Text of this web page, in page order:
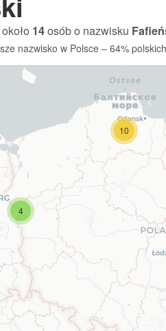
14osób o nazwisku
nazwisko w Polsce – 64%
4
10